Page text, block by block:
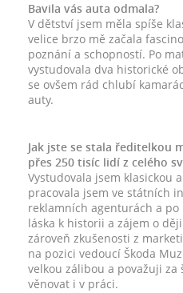
Bavila vás auta odmala?
V dětství jsem měla spíše
velice brzo mě začala
poznání a schopností. Po
vystudovala dva historické
se ovšem rád chlubí
auty.
Jak jste se stala ředitelkou
přes 250 tisíc lidí z celého
Vystudovala jsem klasickou
pracovala jsem ve státních
reklamních agenturách a po
láska k historii a zájem o
zároveň zkušenosti z
na pozici vedoucí Škoda
velkou zálibou a považuji za
věnovat i v práci.